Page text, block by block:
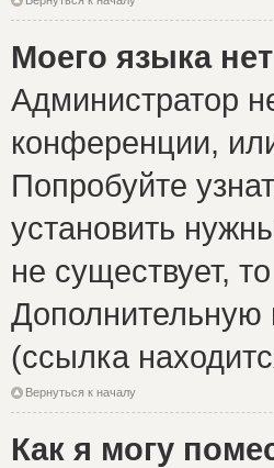
Моего языка
Администратор
конференции,
Попробуйте
установить
не существует,
(ссылка
Вернуться к началу
Как я могу